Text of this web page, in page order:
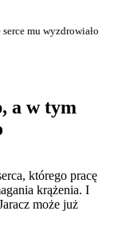
mu wyzdrowiało
a w tym
którego pracę
krążenia. I
może już